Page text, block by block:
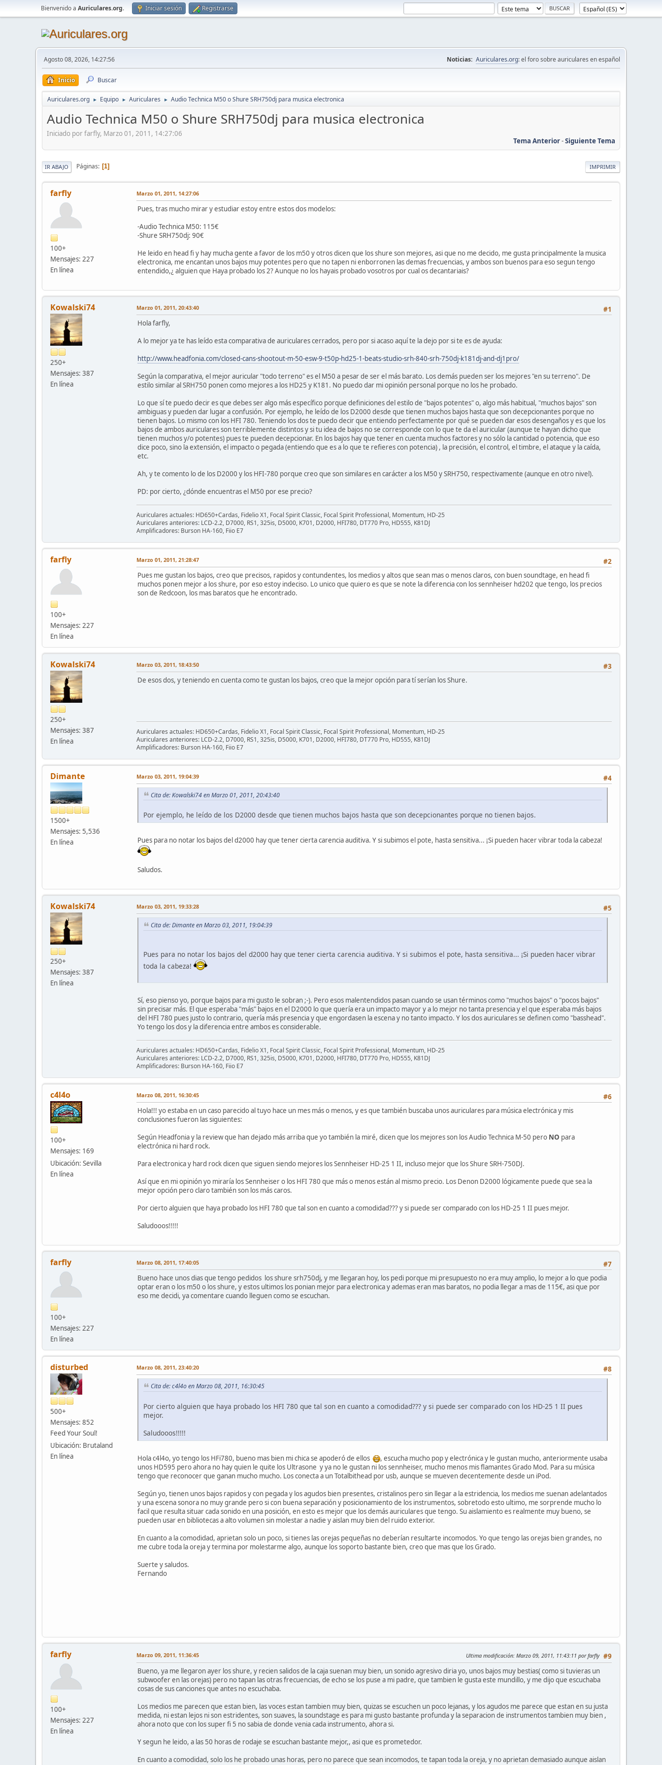
Bienvenido a Auriculares.org. Iniciar sesión Registrarse
Agosto 08, 2026, 14:27:56 Noticias: Auriculares.org: el foro sobre auriculares en español
Inicio Buscar
Auriculares.org ► Equipo ► Auriculares ► Audio Technica M50 o Shure SRH750dj para musica electronica
Audio Technica M50 o Shure SRH750dj para musica electronica
Iniciado por farfly, Marzo 01, 2011, 14:27:06
Tema Anterior-Siguiente Tema
IMPRIMIR
IR ABAJO Páginas 1
farfly
100+
Mensajes: 227
En línea
Marzo 01, 2011, 14:27:06
Pues, tras mucho mirar y estudiar estoy entre estos dos modelos:
-Audio Technica M50: 115€
-Shure SRH750dj: 90€
He leido en head fi y hay mucha gente a favor de los m50 y otros dicen que los shure son mejores, asi que no me decido, me gusta principalmente la musica
electronica, me encantan unos bajos muy potentes pero que no tapen ni enborronen las demas frecuencias, y ambos son buenos para eso segun tengo
entendido,¿ alguien que Haya probado los 2? Aunque no los hayais probado vosotros por cual os decantariais?
Kowalski74
250+
Mensajes: 387
En línea
#1
Marzo 01, 2011, 20:43:40
Hola farfly,
A lo mejor ya te has leído esta comparativa de auriculares cerrados, pero por si acaso aquí te la dejo por si te es de ayuda:
http://www.headfonia.com/closed-cans-shootout-m-50-esw-9-t50p-hd25-1-beats-studio-srh-840-srh-750dj-k181dj-and-dj1pro/
Según la comparativa, el mejor auricular "todo terreno" es el M50 a pesar de ser el más barato. Los demás pueden ser los mejores "en su terreno". De
estilo similar al SRH750 ponen como mejores a los HD25 y K181. No puedo dar mi opinión personal porque no los he probado.
Lo que sí te puedo decir es que debes ser algo más específico porque definiciones del estilo de "bajos potentes" o, algo más habitual, "muchos bajos" son
ambiguas y pueden dar lugar a confusión. Por ejemplo, he leído de los D2000 desde que tienen muchos bajos hasta que son decepcionantes porque no
tienen bajos. Lo mismo con los HFI 780. Teniendo los dos te puedo decir que entiendo perfectamente por qué se pueden dar esos desengaños y es que los
bajos de ambos auriculares son terriblemente distintos y si tu idea de bajos no se corresponde con lo que te da el auricular (aunque te hayan dicho que
tienen muchos y/o potentes) pues te pueden decepcionar. En los bajos hay que tener en cuenta muchos factores y no sólo la cantidad o potencia, que eso
dice poco, sino la extensión, el impacto o pegada (entiendo que es a lo que te refieres con potencia) , la precisión, el control, el timbre, el ataque y la caída,
etc.
Ah, y te comento lo de los D2000 y los HFI-780 porque creo que son similares en carácter a los M50 y SRH750, respectivamente (aunque en otro nivel).
PD: por cierto, ¿dónde encuentras el M50 por ese precio?
Auriculares actuales: HD650+Cardas, Fidelio X1, Focal Spirit Classic, Focal Spirit Professional, Momentum, HD-25
Auriculares anteriores: LCD-2.2, D7000, RS1, 325is, D5000, K701, D2000, HFI780, DT770 Pro, HD555, K81DJ
Amplificadores: Burson HA-160, Fiio E7
farfly
100+
Mensajes: 227
En línea
#2
Marzo 01, 2011, 21:28:47
Pues me gustan los bajos, creo que precisos, rapidos y contundentes, los medios y altos que sean mas o menos claros, con buen soundtage, en head fi
muchos ponen mejor a los shure, por eso estoy indeciso. Lo unico que quiero es que se note la diferencia con los sennheiser hd202 que tengo, los precios
son de Redcoon, los mas baratos que he encontrado.
Kowalski74
250+
Mensajes: 387
En línea
#3
Marzo 03, 2011, 18:43:50
De esos dos, y teniendo en cuenta como te gustan los bajos, creo que la mejor opción para tí serían los Shure.
Auriculares actuales: HD650+Cardas, Fidelio X1, Focal Spirit Classic, Focal Spirit Professional, Momentum, HD-25
Auriculares anteriores: LCD-2.2, D7000, RS1, 325is, D5000, K701, D2000, HFI780, DT770 Pro, HD555, K81DJ
Amplificadores: Burson HA-160, Fiio E7
Dimante
1500+
Mensajes: 5,536
En línea
#4
Marzo 03, 2011, 19:04:39
Cita de: Kowalski74 en Marzo 01, 2011, 20:43:40
Por ejemplo, he leído de los D2000 desde que tienen muchos bajos hasta que son decepcionantes porque no tienen bajos.
Pues para no notar los bajos del d2000 hay que tener cierta carencia auditiva. Y si subimos el pote, hasta sensitiva... ¡Si pueden hacer vibrar toda la cabeza!
Saludos.
Kowalski74
250+
Mensajes: 387
En línea
#5
Marzo 03, 2011, 19:33:28
Cita de: Dimante en Marzo 03, 2011, 19:04:39
Pues para no notar los bajos del d2000 hay que tener cierta carencia auditiva. Y si subimos el pote, hasta sensitiva... ¡Si pueden hacer vibrar
toda la cabeza!
Sí, eso pienso yo, porque bajos para mi gusto le sobran ;-). Pero esos malentendidos pasan cuando se usan términos como "muchos bajos" o "pocos bajos"
sin precisar más. El que esperaba "más" bajos en el D2000 lo que quería era un impacto mayor y a lo mejor no tanta presencia y el que esperaba más bajos
del HFI 780 pues justo lo contrario, quería más presencia y que engordasen la escena y no tanto impacto. Y los dos auriculares se definen como "basshead".
Yo tengo los dos y la diferencia entre ambos es considerable.
Auriculares actuales: HD650+Cardas, Fidelio X1, Focal Spirit Classic, Focal Spirit Professional, Momentum, HD-25
Auriculares anteriores: LCD-2.2, D7000, RS1, 325is, D5000, K701, D2000, HFI780, DT770 Pro, HD555, K81DJ
Amplificadores: Burson HA-160, Fiio E7
c4l4o
100+
Mensajes: 169
Ubicación: Sevilla
En línea
#6
Marzo 08, 2011, 16:30:45
Hola!!! yo estaba en un caso parecido al tuyo hace un mes más o menos, y es que también buscaba unos auriculares para música electrónica y mis
conclusiones fueron las siguientes:
Según Headfonia y la review que han dejado más arriba que yo también la miré, dicen que los mejores son los Audio Technica M-50 pero NO para
electrónica ni hard rock.
Para electronica y hard rock dicen que siguen siendo mejores los Sennheiser HD-25 1 II, incluso mejor que los Shure SRH-750DJ.
Así que en mi opinión yo miraría los Sennheiser o los HFI 780 que más o menos están al mismo precio. Los Denon D2000 lógicamente puede que sea la
mejor opción pero claro también son los más caros.
Por cierto alguien que haya probado los HFI 780 que tal son en cuanto a comodidad??? y si puede ser comparado con los HD-25 1 II pues mejor.
Saludooos!!!!!
farfly
100+
Mensajes: 227
En línea
#7
Marzo 08, 2011, 17:40:05
Bueno hace unos dias que tengo pedidos los shure srh750dj, y me llegaran hoy, los pedi porque mi presupuesto no era muy amplio, lo mejor a lo que podia
optar eran o los m50 o los shure, y estos ultimos los ponian mejor para electronica y ademas eran mas baratos, no podia llegar a mas de 115€, asi que por
eso me decidi, ya comentare cuando lleguen como se escuchan.
disturbed
500+
Mensajes: 852
Feed Your Soul!
Ubicación: Brutaland
En línea
#8
Marzo 08, 2011, 23:40:20
Cita de: c4l4o en Marzo 08, 2011, 16:30:45
Por cierto alguien que haya probado los HFI 780 que tal son en cuanto a comodidad??? y si puede ser comparado con los HD-25 1 II pues
mejor.
Saludooos!!!!!
Hola c4l4o, yo tengo los HFi780, bueno mas bien mi chica se apoderó de ellos
, escucha mucho pop y electrónica y le gustan mucho, anteriormente usaba
unos HD595 pero ahora no hay quien le quite los Ultrasone y ya no le gustan ni los sennheiser, mucho menos mis flamantes Grado Mod. Para su música
tengo que reconocer que ganan mucho mucho. Los conecta a un Totalbithead por usb, aunque se mueven decentemente desde un iPod.
Según yo, tienen unos bajos rapidos y con pegada y los agudos bien presentes, cristalinos pero sin llegar a la estridencia, los medios me suenan adelantados
y una escena sonora no muy grande pero si con buena separación y posicionamiento de los instrumentos, sobretodo esto ultimo, me sorprende mucho lo
facil que resulta situar cada sonido en una posición, en esto es mejor que los demás auriculares que tengo. Su aislamiento es realmente muy bueno, se
pueden usar en bibliotecas a alto volumen sin molestar a nadie y aislan muy bien del ruido exterior.
En cuanto a la comodidad, aprietan solo un poco, si tienes las orejas pequeñas no deberían resultarte incomodos. Yo que tengo las orejas bien grandes, no
me cubre toda la oreja y termina por molestarme algo, aunque los soporto bastante bien, creo que mas que los Grado.
Suerte y saludos.
Fernando
farfly
100+
Mensajes: 227
En línea
#9
Marzo 09, 2011, 11:36:45 Ultima modificación: Marzo 09, 2011, 11:43:11 por farfly
Bueno, ya me llegaron ayer los shure, y recien salidos de la caja suenan muy bien, un sonido agresivo diria yo, unos bajos muy bestias( como si tuvieras un
subwoofer en las orejas) pero no tapan las otras frecuencias, de echo se los puse a mi padre, que tambien le gusta este mundillo, y me dijo que escuchaba
cosas de sus canciones que antes no escuchaba.
Los medios me parecen que estan bien, las voces estan tambien muy bien, quizas se escuchen un poco lejanas, y los agudos me parece que estan en su justa
medida, ni estan lejos ni son estridentes, son suaves, la soundstage es para mi gusto bastante profunda y la separacion de instrumentos tambien muy bien ,
ahora noto que con los super fi 5 no sabia de donde venia cada instrumento, ahora si.
Y segun he leido, a las 50 horas de rodaje se escuchan bastante mejor,, asi que es prometedor.
En cuanto a comodidad, solo los he probado unas horas, pero no parece que sean incomodos, te tapan toda la oreja, y no aprietan demasiado aunque aislan